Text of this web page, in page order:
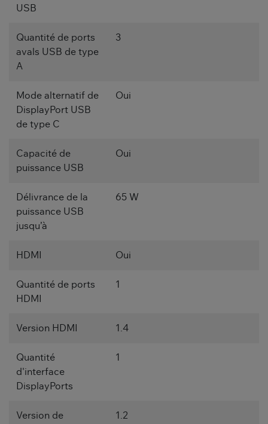
USB
Quantité de ports
avals USB de type
A
3
Mode alternatif de
DisplayPort USB
de type C
Oui
Capacité de
puissance USB
Oui
Délivrance de la
puissance USB
jusqu’à
65 W
HDMI Oui
Quantité de ports
HDMI
1
Version HDMI 1.4
Quantité
d'interface
DisplayPorts
1
Version de
1.2